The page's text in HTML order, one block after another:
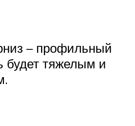
– профильный
будет тяжелым и